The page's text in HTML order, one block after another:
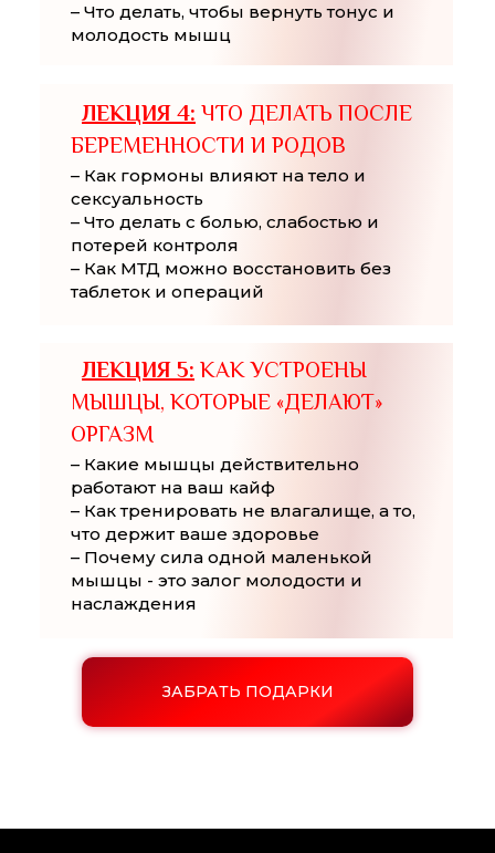
– Что делать, чтобы вернуть тонус и
молодость мышц
– Как гормоны влияют на тело и
сексуальность
– Что делать с болью, слабостью и
потерей контроля
– Как МТД можно восстановить без
таблеток и операций
ЛЕКЦИЯ 4:ЧТО ДЕЛАТЬ ПОСЛЕ
БЕРЕМЕННОСТИ И РОДОВ
– Какие мышцы действительно
работают на ваш кайф
– Как тренировать не влагалище, а то,
что держит ваше здоровье
– Почему сила одной маленькой
мышцы - это залог молодости и
наслаждения
ЛЕКЦИЯ 5:КАК УСТРОЕНЫ
МЫШЦЫ, КОТОРЫЕ «ДЕЛАЮТ»
ОРГАЗМ
ЗАБРАТЬ ПОДАРКИ